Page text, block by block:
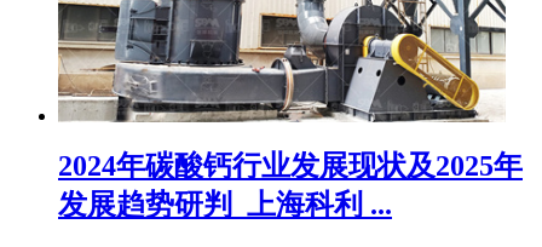
2024年碳酸钙行业发展现状及2025年
发展趋势研判_上海科利 ...